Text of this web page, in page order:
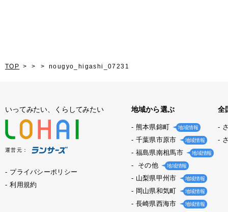
TOP nougyo_higashi_07231
いってみたい、くらしてみたい
運営元：
プライバシーポリシー
利用規約
地域から選ぶ
熊本県錦町 地域情報
千葉県市原市 地域情報
福島県南相馬市 地域情報
その他 地域情報
山梨県甲州市 地域情報
岡山県和気町 地域情報
長崎県西海市 地域情報
全